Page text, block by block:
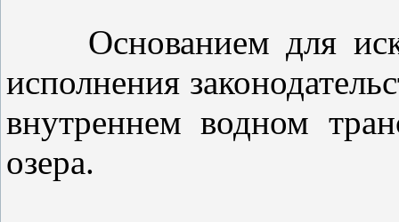
Основанием для
исполнения
внутреннем водном
озера.